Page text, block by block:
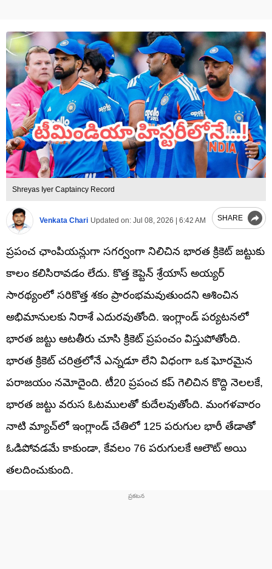
Shreyas Iyer Captaincy Record
Venkata Chari Updated on: Jul 08, 2026 | 6:42 AM SHARE
ప్రపంచ ఛాంపియన్లుగా సగర్వంగా నిలిచిన భారత క్రికెట్ జట్టుకు
కాలం కలిసిరావడం లేదు. కొత్త కెప్టెన్ శ్రేయాస్ అయ్యర్
సారథ్యంలో సరికొత్త శకం ప్రారంభమవుతుందని ఆశించిన
అభిమానులకు నిరాశే ఎదురవుతోంది. ఇంగ్లాండ్ పర్యటనలో
భారత జట్టు ఆటతీరు చూసి క్రికెట్ ప్రపంచం విస్తుపోతోంది. ​
భారత క్రికెట్ చరిత్రలోనే ఎన్నడూ లేని విధంగా ఒక ఘోరమైన
పరాజయం నమోదైంది. టీ20 ప్రపంచ కప్ గెలిచిన కొద్ది నెలలకే,
భారత జట్టు వరుస ఓటములతో కుదేలవుతోంది. మంగళవారం
నాటి మ్యాచ్‌లో ఇంగ్లాండ్ చేతిలో 125 పరుగుల భారీ తేడాతో
ఓడిపోవడమే కాకుండా, కేవలం 76 పరుగులకే ఆలౌట్ అయి
తలదించుకుంది.